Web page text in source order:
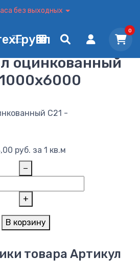
без выходных
0
оцинкованный
руб. за 1 кв.м
−
+
В корзину
товара Артикул